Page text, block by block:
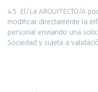
4.5. El/La ARQUITECTO/A
modificar directamente la
personal enviando una
Sociedad y sujeta a